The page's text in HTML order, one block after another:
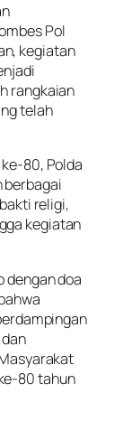
Pol
kegiatan
rangkaian
telah
80, Polda
berbagai
religi,
kegiatan
dengan doa
80 tahun